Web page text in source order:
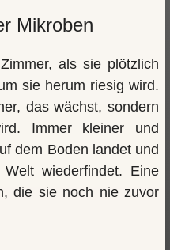
Mikroben
als sie plötzlich
sie herum riesig wird.
das wächst, sondern
Immer kleiner und
dem Boden landet und
wiederfindet. Eine
die sie noch nie zuvor